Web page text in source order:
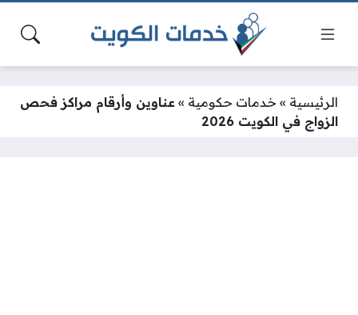
الرئيسية » خدمات حكومية » عناوين وأرقام مراكز فحص
الزواج في الكويت 2026